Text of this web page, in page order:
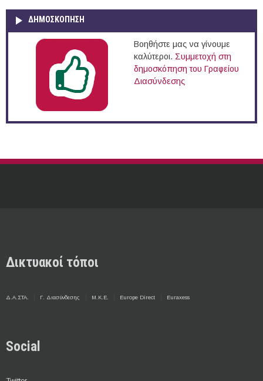
ΔΗΜΟΣΚΌΠΗΣΗ
Βοηθήστε μας να γίνουμε
καλύτεροι. Συμμετοχή στη
δημοσκόπηση του Γραφείου
Διασύνδεσης
Δικτυακοί τόποι
Δ.Α.ΣΤΑ. Γ. Διασύνδεσης Μ.Κ.Ε. Europe Direct Euraxess
Social